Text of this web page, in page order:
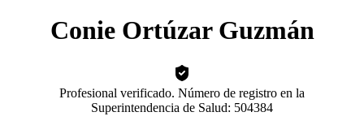
Conie Ortúzar Guzmán
Profesional verificado. Número de registro en la
Superintendencia de Salud: 504384